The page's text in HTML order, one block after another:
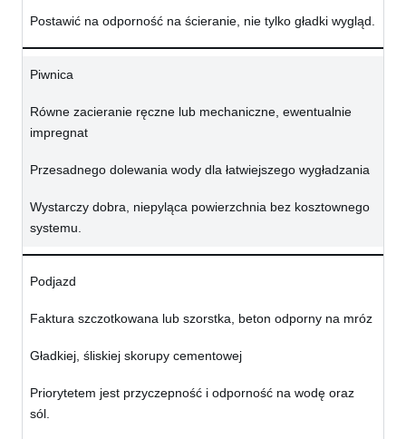
Postawić na odporność na ścieranie, nie tylko gładki wygląd.
Piwnica
Równe zacieranie ręczne lub mechaniczne, ewentualnie
impregnat
Przesadnego dolewania wody dla łatwiejszego wygładzania
Wystarczy dobra, niepyląca powierzchnia bez kosztownego
systemu.
Podjazd
Faktura szczotkowana lub szorstka, beton odporny na mróz
Gładkiej, śliskiej skorupy cementowej
Priorytetem jest przyczepność i odporność na wodę oraz
sól.